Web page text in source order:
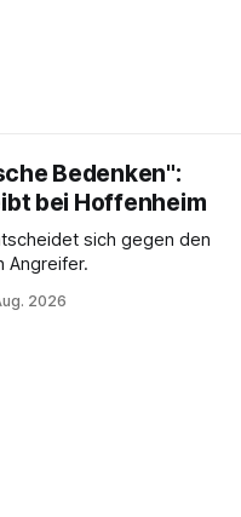
Bedenken":
bei Hoffenheim
sich gegen den
Angreifer.
2026